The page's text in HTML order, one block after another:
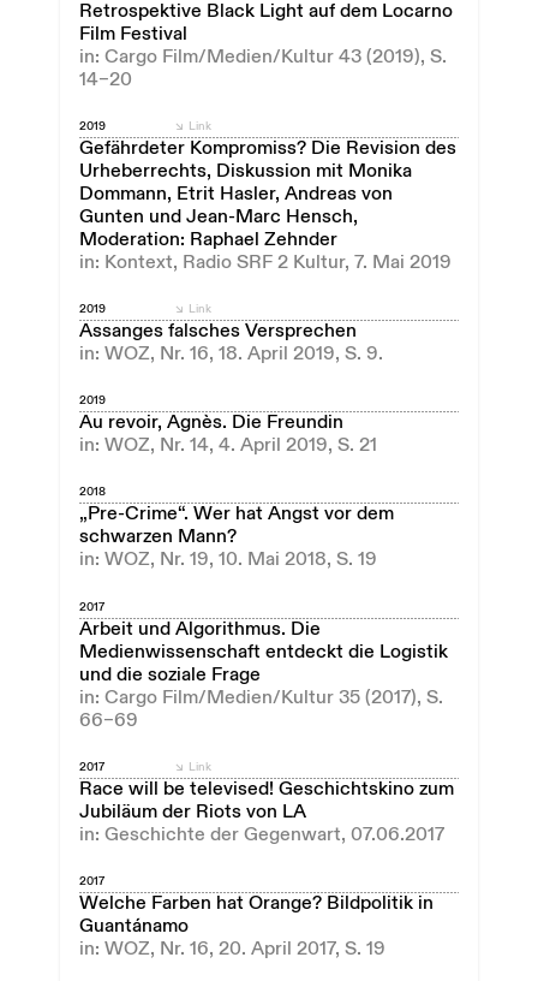
Retrospektive Black Light auf dem Locarno
Film Festival
in: Cargo Film/Medien/Kultur 43 (2019), S.
14–20
2019
Gefährdeter Kompromiss? Die Revision des
Urheberrechts, Diskussion mit Monika
Dommann, Etrit Hasler, Andreas von
Gunten und Jean-Marc Hensch,
Moderation: Raphael Zehnder
in: Kontext, Radio SRF 2 Kultur, 7. Mai 2019
Link
2019
Assanges falsches Versprechen
in: WOZ, Nr. 16, 18. April 2019, S. 9.
Link
2019
Au revoir, Agnès. Die Freundin
in: WOZ, Nr. 14, 4. April 2019, S. 21
2018
„Pre-Crime“. Wer hat Angst vor dem
schwarzen Mann?
in: WOZ, Nr. 19, 10. Mai 2018, S. 19
2017
Arbeit und Algorithmus. Die
Medienwissenschaft entdeckt die Logistik
und die soziale Frage
in: Cargo Film/Medien/Kultur 35 (2017), S.
66–69
2017
Race will be televised! Geschichtskino zum
Jubiläum der Riots von LA
in: Geschichte der Gegenwart, 07.06.2017
Link
2017
Welche Farben hat Orange? Bildpolitik in
Guantánamo
in: WOZ, Nr. 16, 20. April 2017, S. 19